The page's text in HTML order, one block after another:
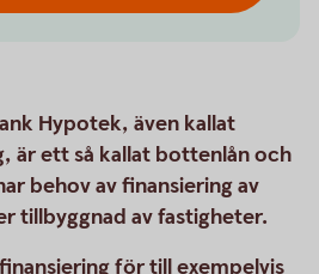
Hypotek, även kallat
är ett så kallat bottenlån och
behov av finansiering av
tillbyggnad av fastigheter.
för till exempelvis